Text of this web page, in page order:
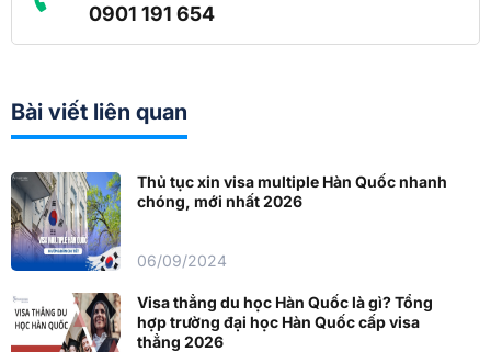
0901 191 654
Bài viết liên quan
Thủ tục xin visa multiple Hàn Quốc nhanh
chóng, mới nhất 2026
06/09/2024
Visa thẳng du học Hàn Quốc là gì? Tổng
hợp trường đại học Hàn Quốc cấp visa
thẳng 2026